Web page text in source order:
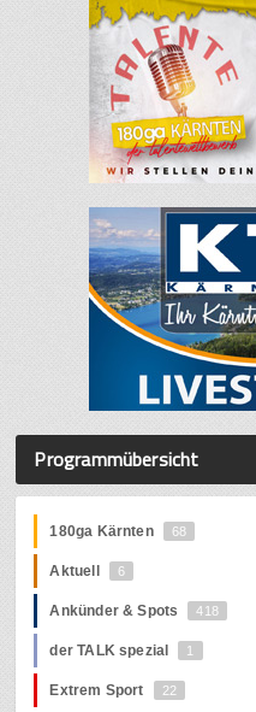
Programmübersicht
180ga Kärnten 68
Aktuell 6
Ankünder & Spots 418
der TALK spezial 1
Extrem Sport 22